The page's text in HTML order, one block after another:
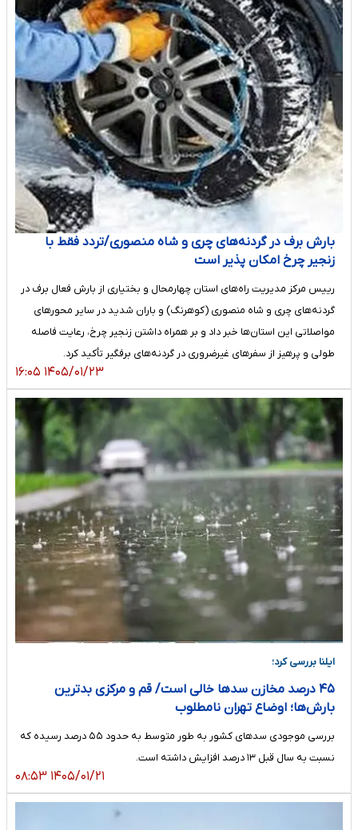
بارش برف در گردنه‌های چری و شاه منصوری/تردد فقط با
زنجیر چرخ امکان پذیر است
رییس مرکز مدیریت راه‌های استان چهارمحال و بختیاری از بارش فعال برف در
گردنه‌های چری و شاه منصوری (کوهرنگ) و باران شدید در سایر محورهای
مواصلاتی این استان‌ها خبر داد و بر همراه داشتن زنجیر چرخ، رعایت فاصله
طولی و پرهیز از سفرهای غیرضروری در گردنه‌های برفگیر تأکید کرد.
۱۴۰۵/۰۱/۲۳ ۱۶:۰۵
ایلنا بررسی کرد؛
۴۵ درصد مخازن سدها خالی است/ قم و مرکزی بدترین
بارش‌ها؛ اوضاع تهران نامطلوب
بررسی موجودی سدهای کشور به طور متوسط به حدود ۵۵ درصد رسیده که
نسبت به سال قبل ۱۳ درصد افزایش داشته است.
۱۴۰۵/۰۱/۲۱ ۰۸:۵۳